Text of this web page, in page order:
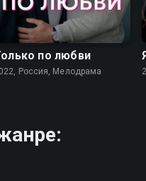
по любви
Россия, Мелодрама